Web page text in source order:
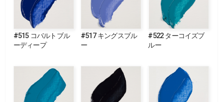
#515 コバルトブル
ーディープ
#517 キングスブル
ー
#522 ターコイズブ
ルー